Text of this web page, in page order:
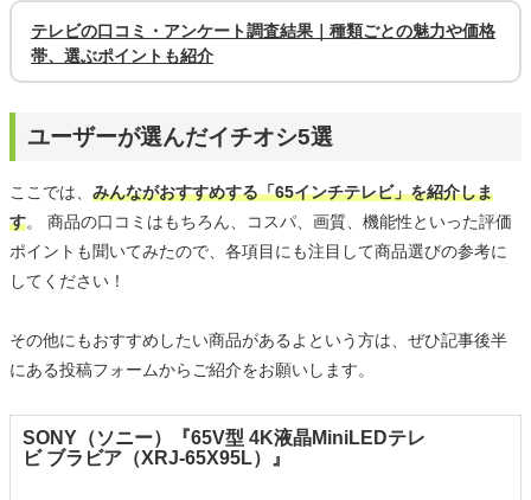
テレビの口コミ・アンケート調査結果｜種類ごとの魅力や価格
帯、選ぶポイントも紹介
ユーザーが選んだイチオシ5選
ここでは、 みんながおすすめする「65インチテレビ」を紹介しま
す。 商品の口コミはもちろん、コスパ、画質、機能性といった評価
ポイントも聞いてみたので、各項目にも注目して商品選びの参考に
してください！
その他にもおすすめしたい商品があるよという方は、ぜひ記事後半
にある投稿フォームからご紹介をお願いします。
SONY（ソニー）『65V型 4K液晶MiniLEDテレ
ビ ブラビア（XRJ-65X95L）』